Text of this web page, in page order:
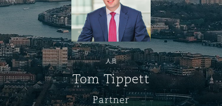
Commerical Dispute
Debt Recovery
企业、商业与合规保险
数据保护与隐私权
议解决 Commercial Litigation
源、海洋与贸易
Trade & Commodities
Corporate, Commercial &
Insurance
Cyber Risk
基础设施
PPP/PFI
External Investigations
Financial Services
& Co Newton - 解锁智能索赔新模式
议融资
累斯萨拉姆
翰内斯堡
里斯班
庆
约热内卢
地亚哥 – 联营办公室
哈
拜
尔加里
加哥
明翰
里斯托尔
人员
Tom Tippett
Partner